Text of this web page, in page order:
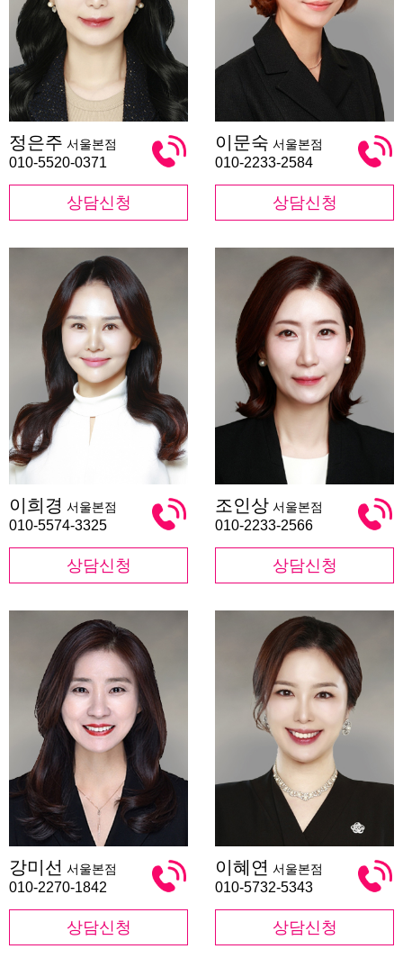
은
주
정은주 서울본점
010-5520-0371
상담신청
문
숙
이문숙 서울본점
010-2233-2584
상담신청
희
경
이희경 서울본점
010-5574-3325
상담신청
인
상
조인상 서울본점
010-2233-2566
상담신청
미
선
강미선 서울본점
010-2270-1842
상담신청
혜
연
이혜연 서울본점
010-5732-5343
상담신청